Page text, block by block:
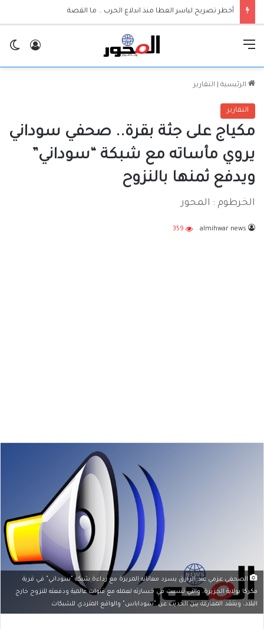
أخطر تصريح لياسر العطا منذ اندلاع الحرب .. ما القصة
الرئيسية التقارير
التقارير
مكياج على جثة بقرة.. صحفي سوداني
يروي مأساته مع شبكة “سوداني”
ويدفع ثمنها بالنزوح
الخرطوم : المحور
almihwar news
359
الصحفي عزمي عبد الرازق يسرد معاناته المريرة مع رداءة شبكة "سوداني" في قرية
مكركا بولاية الجزيرة، والتي تسببت في خسارته لعمله مع قنوات عالمية ودفعته للنزوح خارج
البلاد، وينتقد المفارقة بين الحديث عن "سوداباس" والواقع المتردي للشبكات